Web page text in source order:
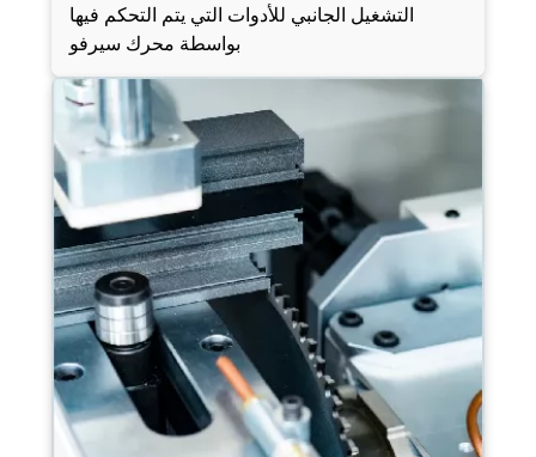
التشغيل الجانبي للأدوات التي يتم التحكم فيها
بواسطة محرك سيرفو